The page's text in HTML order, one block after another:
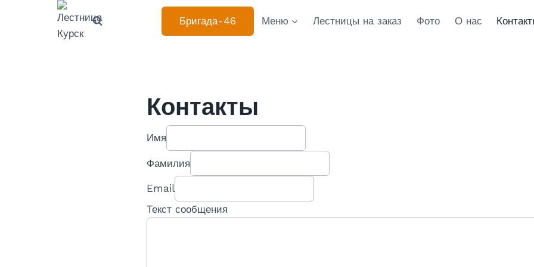
Бригада-46 Меню Лестницы на заказ Фото О нас
Контакты
Имя
Фамилия
Email
Текст сообщения